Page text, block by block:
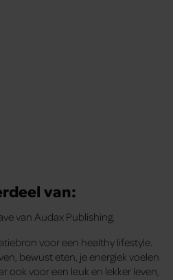
van:
van Audax Publishing.
voor een healthy lifestyle.
bewust eten, je energiek voelen
ook voor een leuk en lekker leven,